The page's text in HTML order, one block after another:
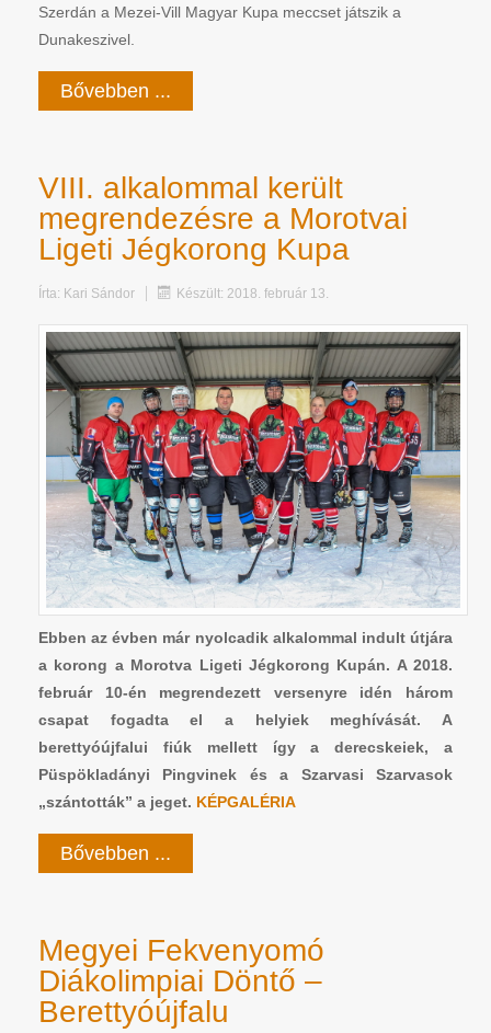
Szerdán a Mezei-Vill Magyar Kupa meccset játszik a
Dunakeszivel.
Bővebben ...
VIII. alkalommal került
megrendezésre a Morotvai
Ligeti Jégkorong Kupa
Írta: Kari Sándor Készült: 2018. február 13.
Ebben az évben már nyolcadik alkalommal indult útjára
a korong a Morotva Ligeti Jégkorong Kupán. A 2018.
február 10-én megrendezett versenyre idén három
csapat fogadta el a helyiek meghívását. A
berettyóújfalui fiúk mellett így a derecskeiek, a
Püspökladányi Pingvinek és a Szarvasi Szarvasok
„szántották” a jeget. KÉPGALÉRIA
Bővebben ...
Megyei Fekvenyomó
Diákolimpiai Döntő –
Berettyóújfalu